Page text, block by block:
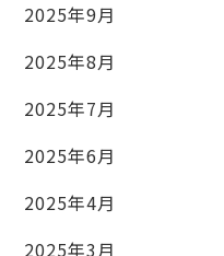
2025年9月
2025年8月
2025年7月
2025年6月
2025年4月
2025年3月